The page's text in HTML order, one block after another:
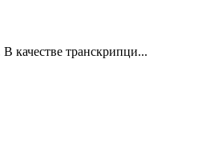
качестве транскрипци...